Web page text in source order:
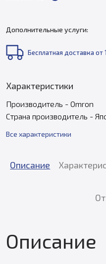
Дополнительные услуги:
Бесплатная доставка от
Характеристики
Производитель - Omron
Страна производитель -
Все характеристики
Описание
Описание